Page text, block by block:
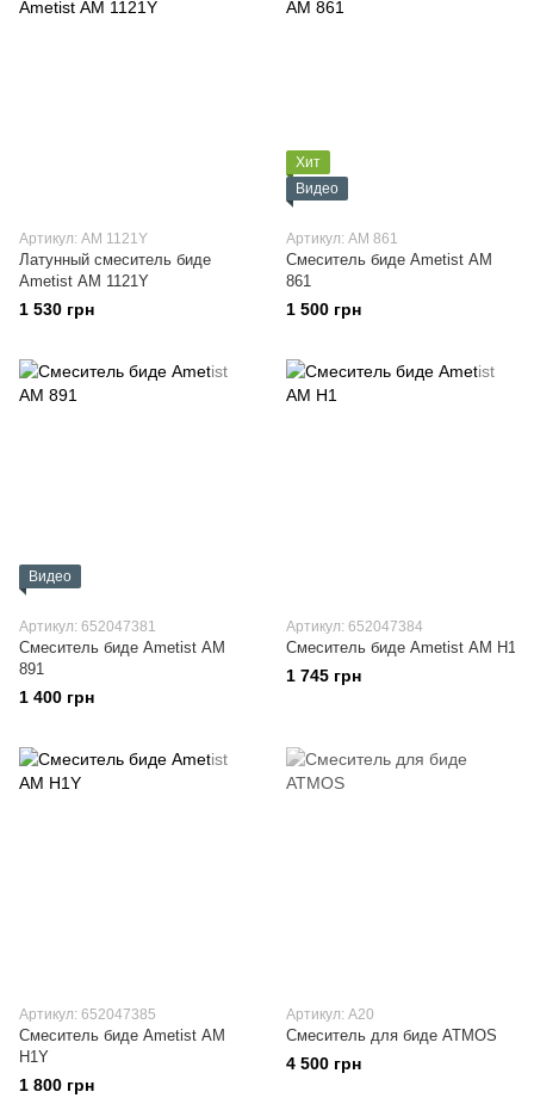
Артикул: АМ 1121Y
Латунный смеситель биде
Ametist АМ 1121Y
1 530 грн
Хит
Видео
Артикул: АМ 861
Смеситель биде Ametist АМ
861
1 500 грн
Видео
Артикул: 652047381
Смеситель биде Ametist АМ
891
1 400 грн
Артикул: 652047384
Смеситель биде Ametist АМ H1
1 745 грн
Артикул: 652047385
Смеситель биде Ametist АМ
H1Y
1 800 грн
Артикул: A20
Смеситель для биде ATMOS
4 500 грн